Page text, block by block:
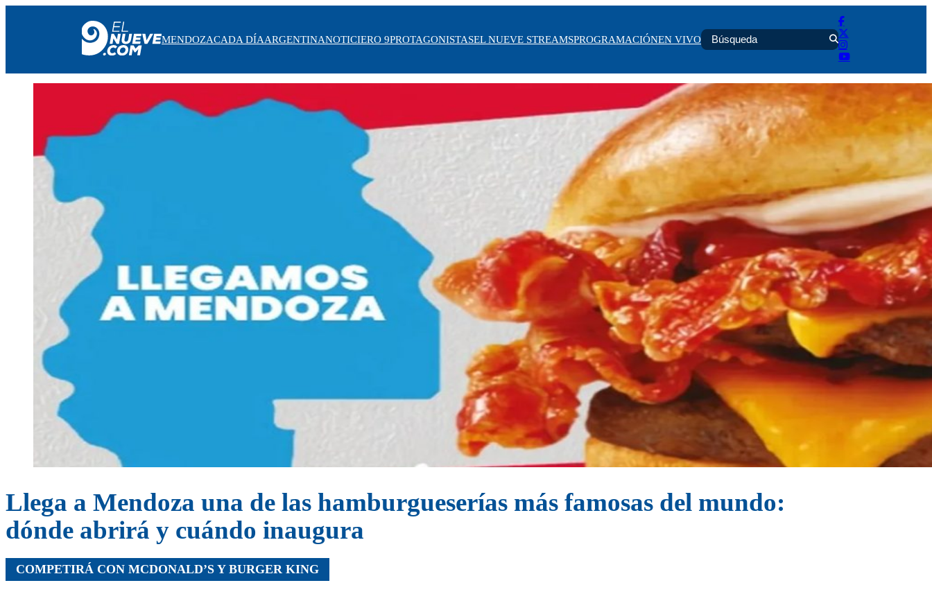
ARGENTINA
NOTICIERO 9
PROTAGONISTAS
PROGRAMACIÓN
MENDOZACADA DÍAARGENTINANOTICIERO 9PROTAGONISTASEL NUEVE STREAMSPROGRAMACIÓNEN VIVO
Llega a Mendoza una de las hamburgueserías más famosas del mundo:
dónde abrirá y cuándo inaugura
COMPETIRÁ CON MCDONALD’S Y BURGER KING